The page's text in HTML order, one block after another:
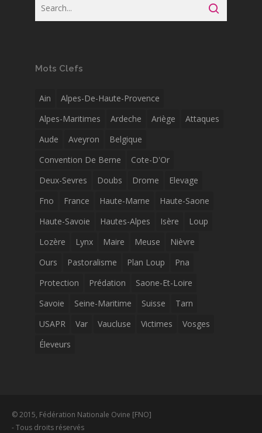
Mots Clefs
Ain
Alpes-De-Haute-Provence
Alpes-Maritimes
Ardeche Ariège
Attaques
Aude
Aveyron
Belgique
Convention De Berne
Cote-D'Or
Deux-Sevres
Doubs Drome
Elevage
Fno
France Haute-Marne
Haute-Saone
Haute-Savoie
Hautes-Alpes Isère
Loup
Lozère
Lynx Maire Meuse
Nièvre
Ours
Pastoralisme Plan Loup
Pna
Protection
Prédation
Saone-Et-Loire
Savoie
Seine-Maritime Suisse
Tarn
USAPR
Var Vaucluse Victimes
Vosges
Éleveurs
© 2015, Fédération Nationale Ovine [FNO]
- Tous droits réservés